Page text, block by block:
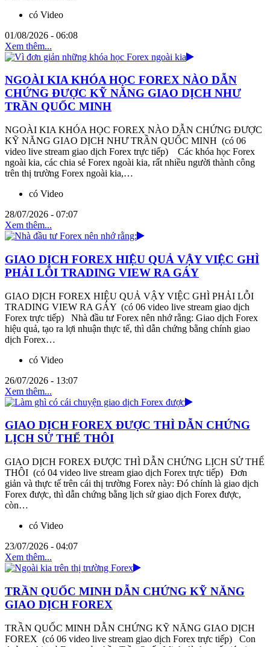
có Video
01/08/2026 - 06:08
Xem thêm...
NGOÀI KIA KHÓA HỌC FOREX NÀO DẪN
CHỨNG ĐƯỢC KỸ NĂNG GIAO DỊCH NHƯ
TRẦN QUỐC MINH
NGOÀI KIA KHÓA HỌC FOREX NÀO DẪN CHỨNG ĐƯỢC
KỸ NĂNG GIAO DỊCH NHƯ TRẦN QUỐC MINH (có 06
video live stream giao dịch Forex trực tiếp) Các khóa học Forex
ngoài kia, các chia sẻ Forex ngoài kia, rất nhiều người thành công
trên thị trường Forex ngoài kia,…
có Video
28/07/2026 - 07:07
Xem thêm...
GIAO DỊCH FOREX HIỆU QUẢ VẬY VIỆC GHÌ
PHẢI LỖI TRADING VIEW RA GÁY
GIAO DỊCH FOREX HIỆU QUẢ VẬY VIỆC GHÌ PHẢI LỖI
TRADING VIEW RA GÁY (có 06 video live stream giao dịch
Forex trực tiếp) Nhà đầu tư Forex nên nhớ rằng: Giao dịch Forex
hiệu quả, tạo ra lợi nhuận thực tế, thì dẫn chứng bằng chính giao
dịch Forex…
có Video
26/07/2026 - 13:07
Xem thêm...
GIAO DỊCH FOREX ĐƯỢC THÌ DẪN CHỨNG
LỊCH SỬ THỂ THÔI
GIAO DỊCH FOREX ĐƯỢC THÌ DẪN CHỨNG LỊCH SỬ THỂ
THÔI (có 04 video live stream giao dịch Forex trực tiếp) Đơn
giản và thực tế trên cái thị trường Forex này: Đó chính là giao dịch
Forex được, thì dẫn chứng bằng lịch sử giao dịch Forex được,
còn…
có Video
23/07/2026 - 04:07
Xem thêm...
TRẦN QUỐC MINH DẪN CHỨNG KỸ NĂNG
GIAO DỊCH FOREX
TRẦN QUỐC MINH DẪN CHỨNG KỸ NĂNG GIAO DỊCH
FOREX (có 06 video live stream giao dịch Forex trực tiếp) Con